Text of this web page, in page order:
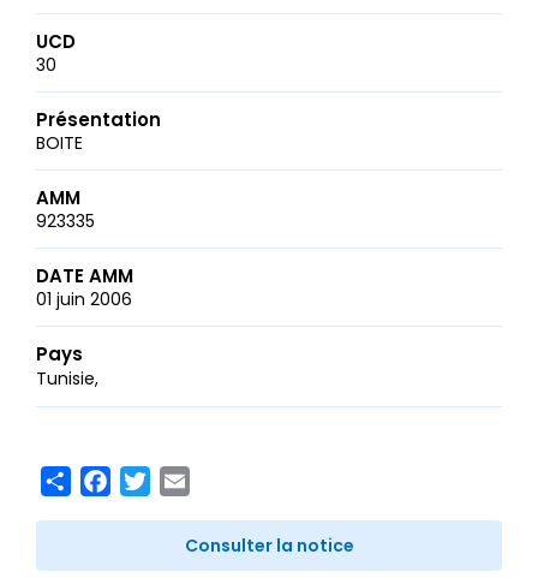
UCD
30
Présentation
BOITE
AMM
923335
DATE AMM
01 juin 2006
Pays
Tunisie
ShareFacebook
Twitter
Consulter la notice